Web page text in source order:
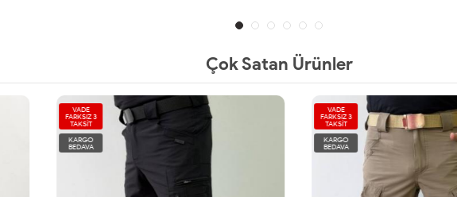
Çok Satan Ürünler
FARKSIZ 3
TAKSİT
KARGO
BEDAVA
FARKSIZ 3
TAKSİT
KARGO
BEDAVA